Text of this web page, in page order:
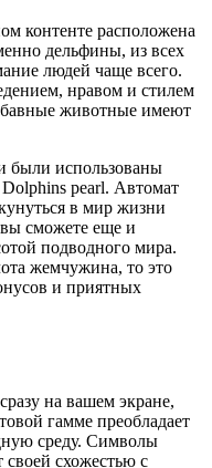
контенте расположена
дельфины, из всех
людей чаще всего.
нравом и стилем
животные имеют
были использованы
pearl. Автомат
в мир жизни
сможете еще и
подводного мира.
жемчужина, то это
и приятных
на вашем экране,
гамме преобладает
среду. Символы
схожестью с